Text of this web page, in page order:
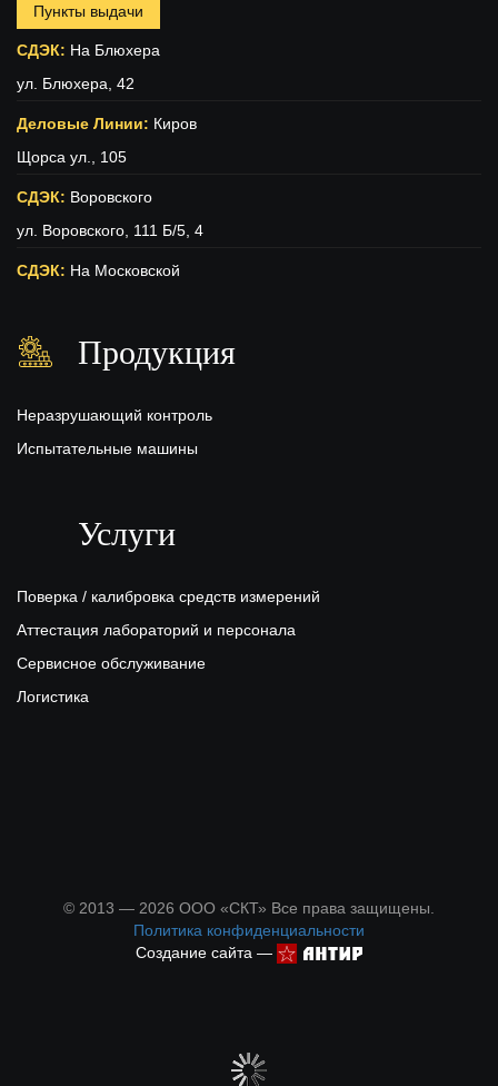
Пункты выдачи
СДЭК: На Блюхера
ул. Блюхера, 42
Деловые Линии: Киров
Щорса ул., 105
СДЭК: Воровского
ул. Воровского, 111 Б/5, 4
СДЭК: На Московской
ПЭК:
Киров
Продукция
Неразрушающий контроль
Испытательные машины
Услуги
Поверка / калибровка средств измерений
Аттестация лабораторий и персонала
Сервисное обслуживание
Логистика
© 2013 — 2026 ООО «СКТ» Все права защищены.
Политика конфиденциальности
Создание сайта —